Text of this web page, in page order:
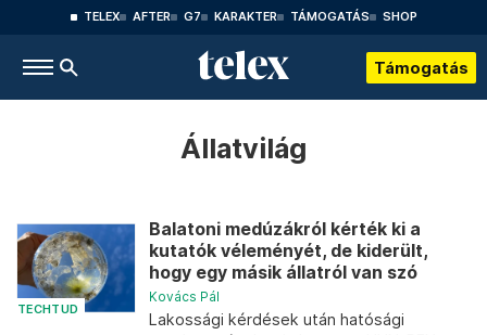
TELEX AFTER G7 KARAKTER TÁMOGATÁS SHOP
Támogatás
Állatvilág
TECHTUD
Balatoni medúzákról kérték ki a
kutatók véleményét, de kiderült,
hogy egy másik állatról van szó
Kovács Pál
Lakossági kérdések után hatósági